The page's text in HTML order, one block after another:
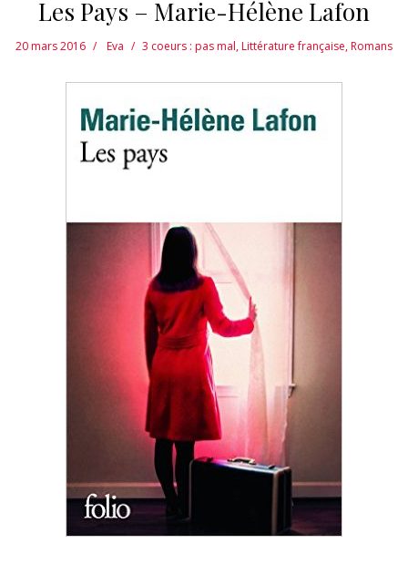
Les Pays – Marie-Hélène Lafon
20 mars 2016 Eva 3 coeurs : pas mal,Littérature française,Romans